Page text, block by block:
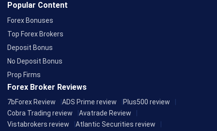
Popular Content
Forex Bonuses
Top Forex Brokers
Deposit Bonus
No Deposit Bonus
Prop Firms
Forex Broker Reviews
7bForex Review ADS Prime review
Plus500 review
Cobra Trading review
Avatrade Review
Vistabrokers review
Atlantic Securities review